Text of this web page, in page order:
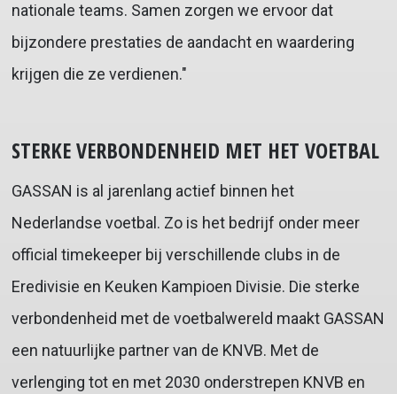
nationale teams. Samen zorgen we ervoor dat
bijzondere prestaties de aandacht en waardering
krijgen die ze verdienen."
STERKE VERBONDENHEID MET HET VOETBAL
GASSAN is al jarenlang actief binnen het
Nederlandse voetbal. Zo is het bedrijf onder meer
official timekeeper bij verschillende clubs in de
Eredivisie en Keuken Kampioen Divisie. Die sterke
verbondenheid met de voetbalwereld maakt GASSAN
een natuurlijke partner van de KNVB. Met de
verlenging tot en met 2030 onderstrepen KNVB en